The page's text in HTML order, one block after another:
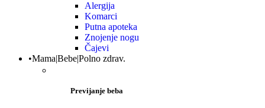
Alergija
Komarci
Putna apoteka
Znojenje nogu
Čajevi
•Mama|Bebe|Polno zdrav.
Previjanje beba